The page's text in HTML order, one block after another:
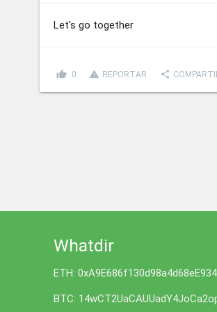
Let's go together
thumb_up 0 report_problem REPORTAR share
Whatdir
ETH:
BTC: